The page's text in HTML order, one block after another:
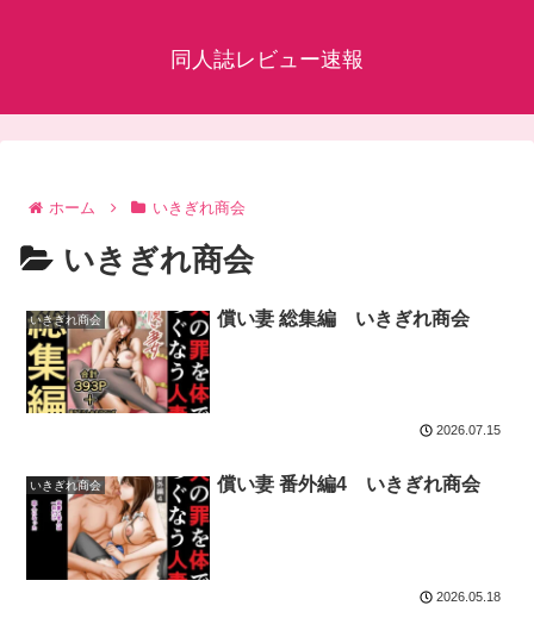
同人誌レビュー速報
ホーム いきぎれ商会
いきぎれ商会
いきぎれ商会 償い妻 総集編 いきぎれ商会
2026.07.15
いきぎれ商会 償い妻 番外編4 いきぎれ商会
2026.05.18